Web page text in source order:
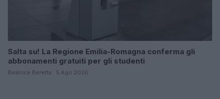
Salta su! La Regione Emilia-Romagna conferma gli
abbonamenti gratuiti per gli studenti
Beatrice Beretta · 5 Ago 2026